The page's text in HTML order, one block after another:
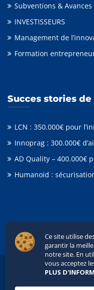
Ce site utilise
garantir la
notre site. En
vous acceptez
PLUS
Subventions &
INVESTISSEURS
Management de
Formation
Succes stories
LCN : 350.000€ pour
Innoprag : 300.000€
AD Quality – 400.000€
Humanoid :
© 2020 TALAS